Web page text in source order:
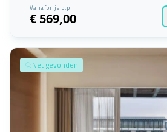
Vanafprijs p.p.
€ 569,00
Net gevonden